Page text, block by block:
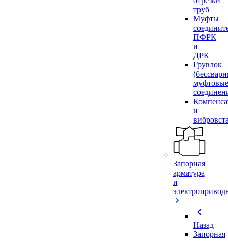
труб
Муфты
ПФРК
и
ДРК
Грувлок
муфтовые
и
Запорная
арматура
и
chevron_left
Назад
Запорная